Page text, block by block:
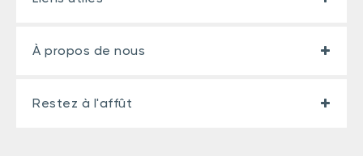
À propos de nous
Restez à l'affût